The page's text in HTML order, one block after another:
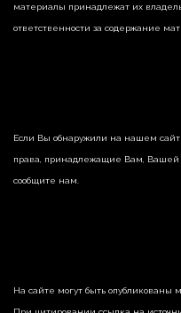
материалы принадлежат их
ответственности за содержание
Если Вы обнаружили на нашем
права, принадлежащие Вам, Вашей
сообщите нам.
На сайте могут быть опубликованы